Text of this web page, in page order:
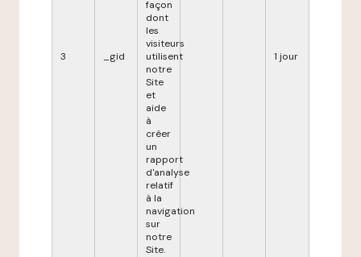
3 _gid
façon
dont
les
visiteurs
utilisent
notre
Site
et
aide
à
créer
un
rapport
d'analyse
relatif
à la
navigation
sur
notre
Site.
1 jour